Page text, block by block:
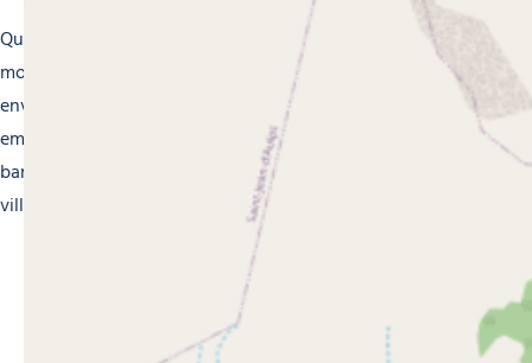
Que vous soyez un fêtard invétéré ou un amateur de
moments tranquilles, Morzine saura satisfaire toutes vos
envies en matière de vie nocturne. Alors, laissez-vous
emporter par l’ambiance festive et décontractée de nos
bars et pubs, et vivez des soirées mémorables dans ce
village dynamique et animé.
ÇA PEUT VOUS
INTÉRESSER…